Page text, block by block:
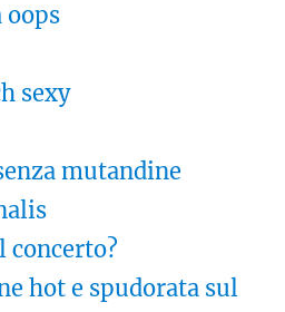
oops
sexy
mutandine
concerto?
hot e spudorata sul